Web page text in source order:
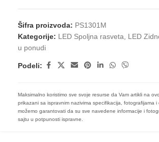
Šifra proizvoda: PS1301M
Kategorije: LED Spoljna rasveta LED
u ponudi
Podeli:
Maksimalno koristimo sve svoje resurse da Vam artikli na
prikazani sa ispravnim nazivima specifikacija, fotografijama
možemo garantovati da su sve navedene informacije i
sajtu u potpunosti ispravne.